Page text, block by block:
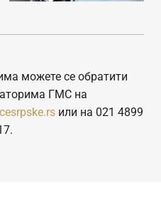
можете се обратити
ГМС на
или на 021 4899